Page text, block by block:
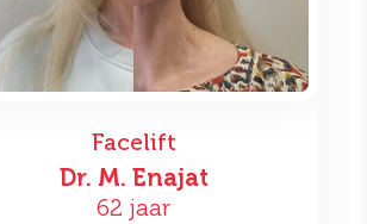
Facelift
Dr. M. Enajat
62 jaar